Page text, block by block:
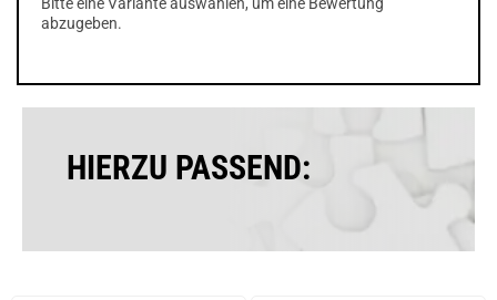
Bitte eine Variante auswählen, um eine Bewertung
abzugeben.
HIERZU PASSEND: